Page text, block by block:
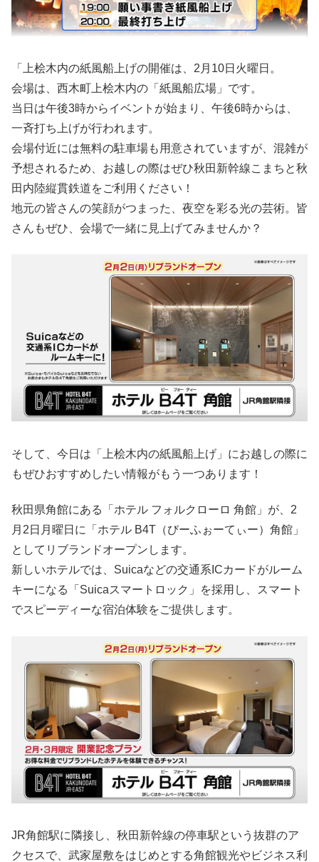
「上桧木内の紙風船上げの開催は、2月10日火曜日。
会場は、西木町上桧木内の「紙風船広場」です。
当日は午後3時からイベントが始まり、午後6時からは、
一斉打ち上げが行われます。
会場付近には無料の駐車場も用意されていますが、混雑が
予想されるため、お越しの際はぜひ秋田新幹線こまちと秋
田内陸縦貫鉄道をご利用ください！
地元の皆さんの笑顔がつまった、夜空を彩る光の芸術。皆
さんもぜひ、会場で一緒に見上げてみませんか？
そして、今日は「上桧木内の紙風船上げ」にお越しの際に
もぜひおすすめしたい情報がもう一つあります！
秋田県角館にある「ホテル フォルクローロ 角館」が、2
月2日月曜日に「ホテル B4T（びーふぉーてぃー）角館」
としてリブランドオープンします。
新しいホテルでは、Suicaなどの交通系ICカードがルーム
キーになる「Suicaスマートロック」を採用し、スマート
でスピーディーな宿泊体験をご提供します。
JR角館駅に隣接し、秋田新幹線の停車駅という抜群のア
クセスで、武家屋敷をはじめとする角館観光やビジネス利